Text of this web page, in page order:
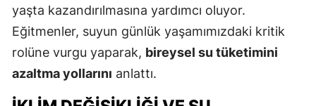
yaşta kazandırılmasına yardımcı oluyor.
Eğitmenler, suyun günlük yaşamımızdaki kritik
rolüne vurgu yaparak, bireysel su tüketimini
azaltma yollarını anlattı.